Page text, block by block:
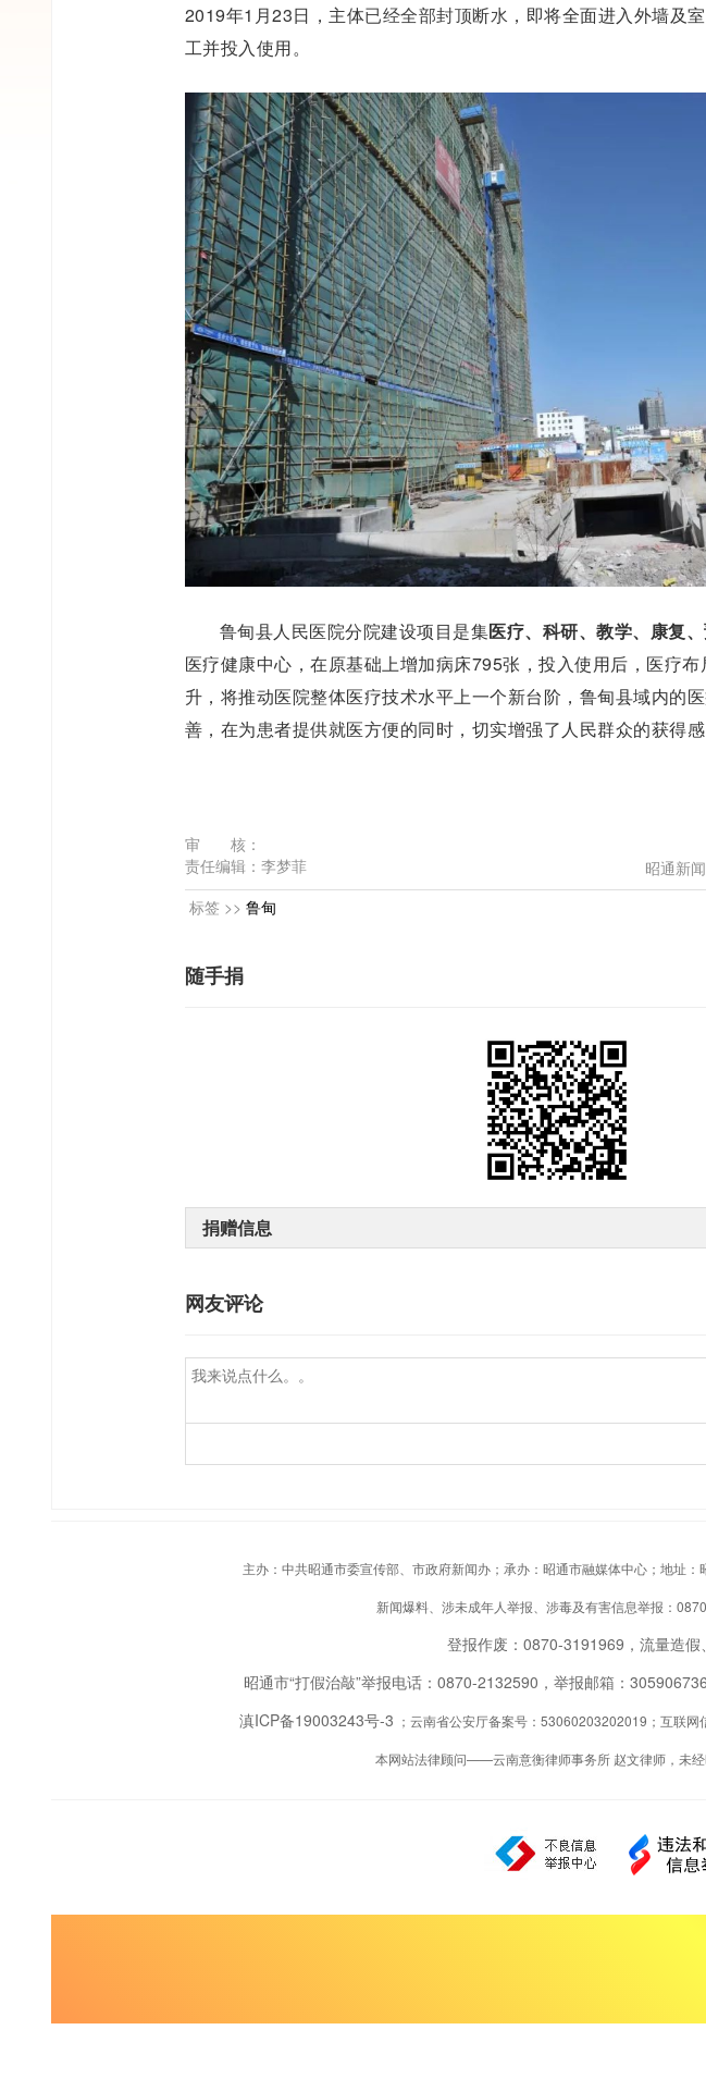
2019年1月23日，主体已经全部封顶断水 ，即将全面进入外墙及
工并投入使用。
鲁甸县人民医院分院建设项目是集医疗、科研、教学、康复
医疗健康中心，在原基础上增加病床795张，投入使用后，医疗
升，将推动医院整体医疗技术水平上一个新台阶，鲁甸县域内的
善，在为患者提供就医方便的同时，切实增强了人民群众的获得感
昭通新
审 核：
责任编辑：李梦菲
标签 >> 鲁甸
随手捐
捐赠信息
网友评论
主办：中共昭通市委宣传部、市政府新闻办；承办：昭通市融媒体中心；地址
新闻爆料、涉未成年人举报、涉毒及有害信息举报：
登报作废：0870-3191969，流量造
昭通市“打假治敲”举报电话：0870-2132590，举报邮箱：
滇ICP备19003243号-3 ；云南省公安厅备案号：53060203202019；互联
本网站法律顾问——云南意衡律师事务所 赵文律师，未经